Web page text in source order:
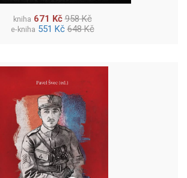
kniha 671 Kč 958 Kč
e-kniha 551 Kč 648 Kč